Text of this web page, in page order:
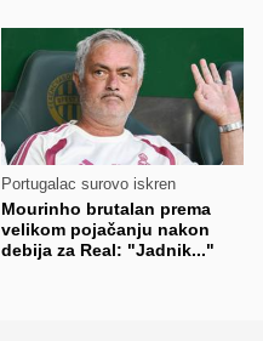
Portugalac surovo iskren
Mourinho brutalan prema
velikom pojačanju nakon
debija za Real: "Jadnik..."